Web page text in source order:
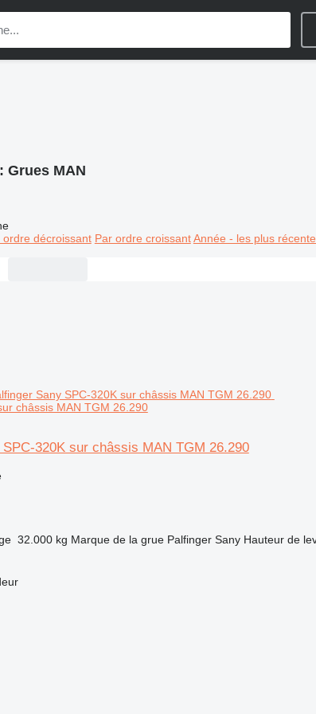
Grues MAN
ordre décroissant Par ordre croissant Année - les plus
châssis MAN TGM 26.290
320K sur châssis MAN TGM 26.290
32.000 kg Marque de la grue Palfinger Sany Hauteur de